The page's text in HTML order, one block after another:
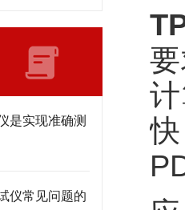
是实现准确测
仪常见问题的